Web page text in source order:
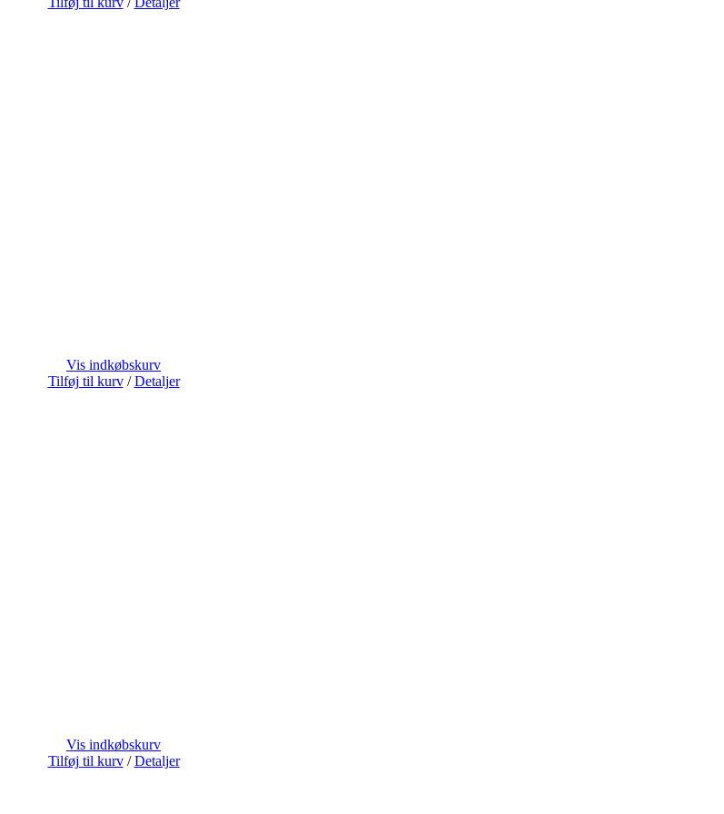
Vis indkøbskurv
Tilføj til kurv / Detaljer
Vis indkøbskurv
Tilføj til kurv / Detaljer